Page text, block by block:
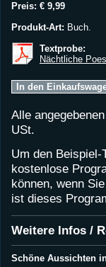
Preis: € 9,99
Produkt-Art: Buch.
Textprobe:
Nächtliche
Alle
USt.
Um den
kostenlose
können, wenn
ist dieses
Weitere Infos /
Schöne Aussichten